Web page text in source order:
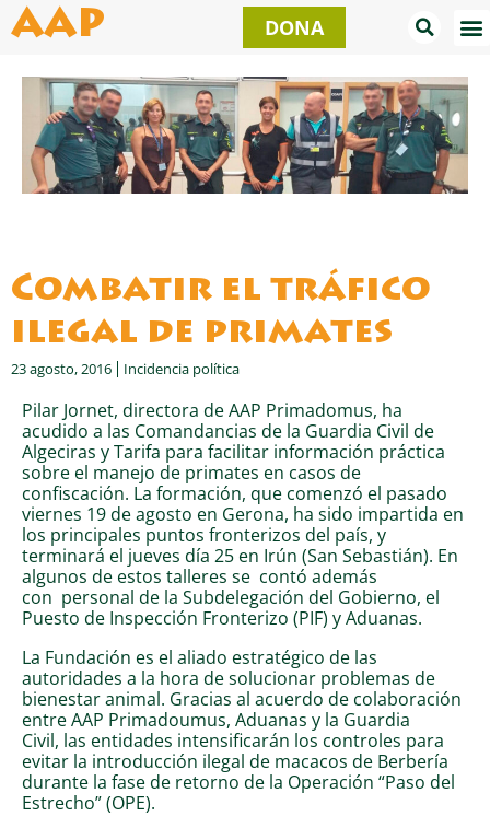
alAAP DONA
Combatir el tráfico
ilegal de primates
23 agosto, 2016 Incidencia política
Pilar Jornet, directora de AAP Primadomus, ha
acudido a las Comandancias de la Guardia Civil de
Algeciras y Tarifa para facilitar información práctica
sobre el manejo de primates en casos de
confiscación. La formación, que comenzó el pasado
viernes 19 de agosto en Gerona, ha sido impartida en
los principales puntos fronterizos del país, y
terminará el jueves día 25 en Irún (San Sebastián). En
algunos de estos talleres se contó además
con personal de la Subdelegación del Gobierno, el
Puesto de Inspección Fronterizo (PIF) y Aduanas.
La Fundación es el aliado estratégico de las
autoridades a la hora de solucionar problemas de
bienestar animal. Gracias al acuerdo de colaboración
entre AAP Primadoumus, Aduanas y la Guardia
Civil, las entidades intensificarán los controles para
evitar la introducción ilegal de macacos de Berbería
durante la fase de retorno de la Operación “Paso del
Estrecho” (OPE).